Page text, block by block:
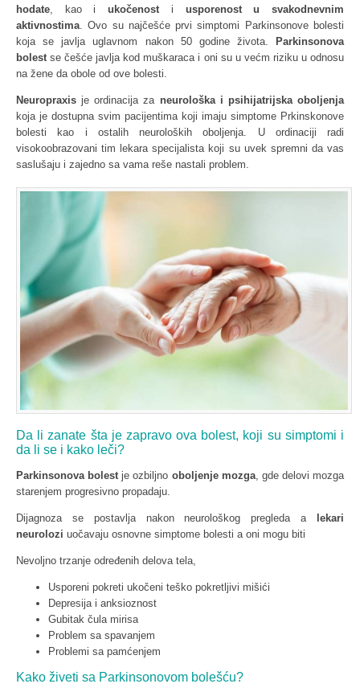
hodate, kao i ukočenosti usporenost u svakodnevnim
aktivnostima. Ovo su najčešće prvi simptomi Parkinsonove bolesti
koja se javlja uglavnom nakon 50 godine života.
Parkinsonova
bolestse češće javlja kod muškaraca i oni su u većm riziku u odnosu
na žene da obole od ove bolesti.
Neuropraxis je ordinacija za neurološka i psihijatrijska oboljenja
koja je dostupna svim pacijentima koji imaju simptome Prkinskonove
bolesti kao i ostalih neuroloških oboljenja. U ordinaciji radi
visokoobrazovani tim lekara specijalista koji su uvek spremni da vas
saslušaju i zajedno sa vama reše nastali problem.
Da li zanate šta je zapravo ova bolest, koji su simptomi i
da li se i kako leči?
Parkinsonova bolest je ozbiljno oboljenje mozga, gde delovi mozga
starenjem progresivno propadaju.
Dijagnoza se postavlja nakon neurološkog pregleda a
lekari
neurolozi uočavaju osnovne simptome bolesti a oni mogu biti
Nevoljno trzanje određenih delova tela,
Usporeni pokreti ukočeni teško pokretljivi mišići
Depresija i anksioznost
Gubitak čula mirisa
Problem sa spavanjem
Problemi sa pamćenjem
Kako živeti sa Parkinsonovom bolešću?